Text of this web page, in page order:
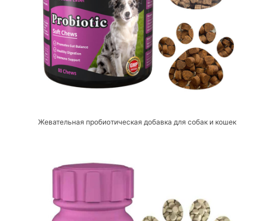
Жевательная пробиотическая добавка для собак и кошек